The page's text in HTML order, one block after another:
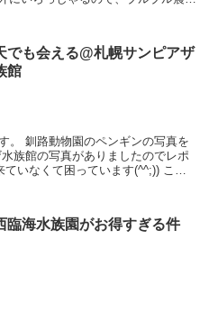
でも会える@札幌サンピアザ
館
。 釧路動物園のペンギンの写真を
族館の写真がありましたのでレポ
いなくて困っています(^^;)) こち
臨海水族園がお得すぎる件